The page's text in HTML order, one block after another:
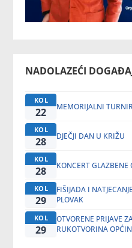
NADOLAZEĆI
KOL
22 MEMORIJALNI
KOL
28 DJEČJI DAN U KRIŽU
KOL
28 KONCERT GLAZBENE
KOL
29
FIŠIJADA I
PLOVAK
KOL
29
OTVORENE PRIJAVE
RUKOTVORINA